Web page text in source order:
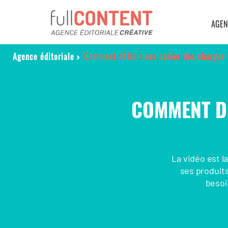
Agence éditoriale > Comment définir son cahier des
COMMENT
La vidéo est
ses